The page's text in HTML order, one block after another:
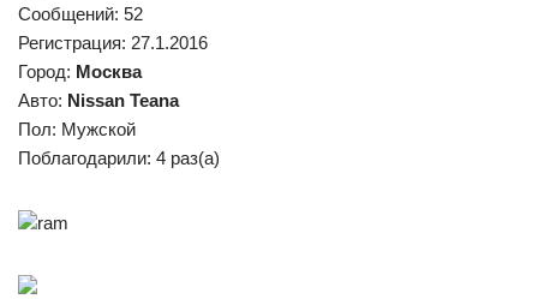
Сообщений: 52
Регистрация: 27.1.2016
Город: Москва
Авто: Nissan Teana
Пол: Мужской
Поблагодарили: 4 раз(а)
ram